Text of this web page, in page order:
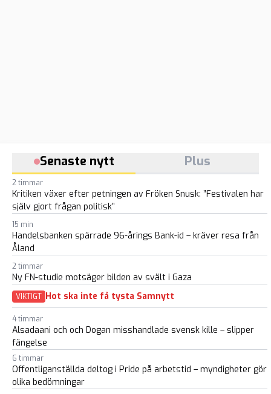
Senaste nytt Plus
2 timmar
Kritiken växer efter petningen av Fröken Snusk: ”Festivalen har
själv gjort frågan politisk”
15 min
Handelsbanken spärrade 96-årings Bank-id – kräver resa från
Åland
2 timmar
Ny FN-studie motsäger bilden av svält i Gaza
VIKTIGT Hot ska inte få tysta Samnytt
4 timmar
Alsadaani och och Dogan misshandlade svensk kille – slipper
fängelse
6 timmar
Offentliganställda deltog i Pride på arbetstid – myndigheter gör
olika bedömningar